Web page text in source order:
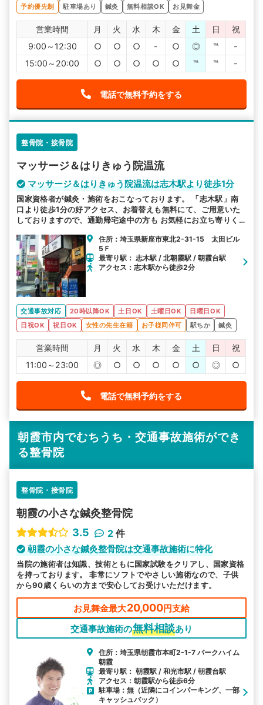
予約優先制 駐車場あり 鍼灸 無料相談OK お見舞金
営業時間 月 火 水 木 金 土 日
祝
9:00～12:30
○ ○ ○ - ○ ◎ ℡
-
15:00～20:00
○ ○ ○ ○ ○ ℡ ℡ -
電話で無料予約をする
整骨院・接骨院
マッサージ＆はりきゅう院温流
マッサージ＆はりきゅう院温流は志木駅より徒歩1分
国家資格者が鍼灸・施術をおこなっております。 「志木駅」南
口より徒歩1分の好アクセス、お着替えも無料にて、ご用意いた
しておりますので、通勤帰宅途中の方も お気軽にお立ち寄りく
住所：埼玉県新座市東北2-31-15 太田ビル
5Ｆ
最寄り駅： 志木駅 / 北朝霞駅 / 朝霞台駅
アクセス：志木駅から徒歩2分
交通事故対応 20時以降OK 土日OK 土曜日OK
日曜日OK
日祝OK
祝日OK 女性の先生在籍 お子様同伴可 駅ちか 鍼灸
営業時間 月 火 水 木 金 土 日
祝
11:00～23:00
◎ ○ ○ ○ ○ ○ ◎ ○
電話で無料予約をする
朝霞市内でむちうち・交通事故施術ができ
る整骨院
整骨院・接骨院
朝霞の小さな鍼灸整骨院
3.5
2 件
朝霞の小さな鍼灸整骨院は交通事故施術に特化
当院の施術者は知識、技術ともに国家試験をクリアし、国家資格
を持っております。 非常にソフトでやさしい施術なので、子供
から90歳くらいの方まで安心してお受けいただけます。
お見舞金最大20,000円支給
交通事故施術の無料相談あり
住所：埼玉県朝霞市本町2-1-7 パークハイム
朝霞
最寄り駅： 朝霞駅 / 和光市駅 / 朝霞台駅
アクセス：朝霞駅から徒歩6分
駐車場：無（近隣にコインパーキング、一部
キャッシュバック）